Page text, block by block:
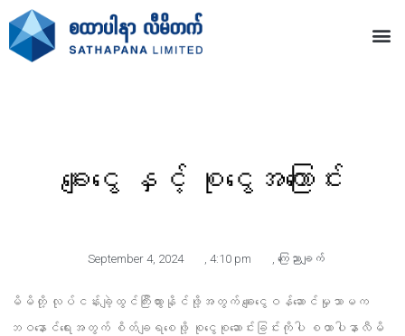
ချေးငွေ နှင့် စုငွေအကြောင်း
September 4, 2024 4:10 pm ကြေညာချက်
မိမိတို့ လုပ်ငန်းချဲ့ထွင်ကြီးထွားနိုင်ဖို့အတွက် ချေးငွေဝန်ဆောင်မှုသာမက
ဘဝနောင်ရေးအတွက် စိတ်ချရစေဖို့ စုငွေစုဆောင်းခြင်းကိုပါ စထာပါနာလီမိ